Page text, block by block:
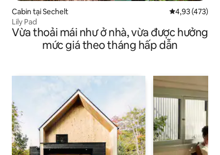
Cabin tại Sechelt Xếp hạng
4,93 (473)
Lily Pad
Vừa thoải mái như ở nhà, vừa được hưởng
mức giá theo tháng hấp dẫn